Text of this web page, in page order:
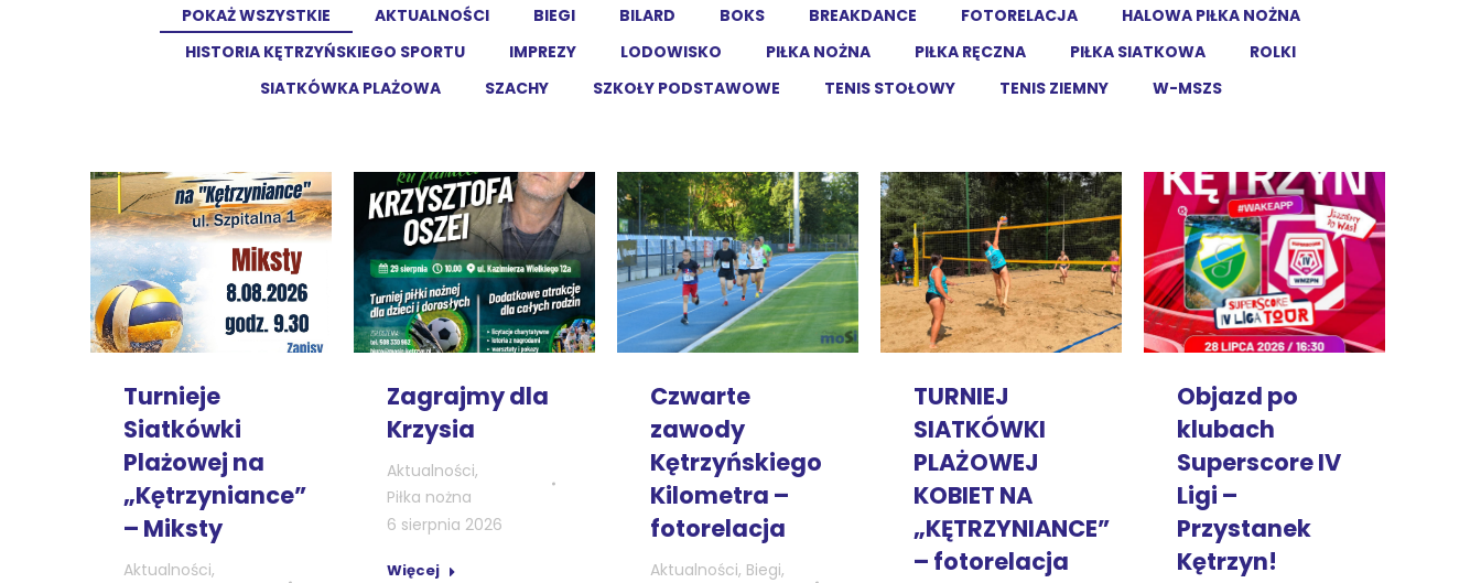
POKAŻ WSZYSTKIE AKTUALNOŚCI BIEGI BILARD BOKS BREAKDANCE FOTORELACJA
HALOWA PIŁKA NOŻNA
HISTORIA KĘTRZYŃSKIEGO SPORTU
IMPREZY LODOWISKO PIŁKA NOŻNA PIŁKA RĘCZNA PIŁKA SIATKOWA
ROLKI
SIATKÓWKA PLAŻOWA
SZACHY SZKOŁY PODSTAWOWE TENIS STOŁOWY TENIS ZIEMNY W-MSZS
Turnieje
Siatkówki
Plażowej na
„Kętrzyniance”
– Miksty
Aktualności,
Zagrajmy dla
Krzysia
Aktualności,
Piłka nożna
6 sierpnia 2026
Więcej
Czwarte
zawody
Kętrzyńskiego
Kilometra –
fotorelacja
Aktualności, Biegi,
TURNIEJ
SIATKÓWKI
PLAŻOWEJ
KOBIET NA
„KĘTRZYNIANCE”
– fotorelacja
Objazd po
klubach
Superscore IV
Ligi –
Przystanek
Kętrzyn!